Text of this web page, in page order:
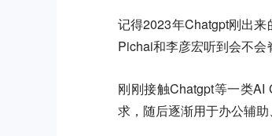
记得2023年Chatgpt刚出
Pichai和李彦宏听到会不会
刚刚接触Chatgpt等一类
求，随后逐渐用于办公辅助